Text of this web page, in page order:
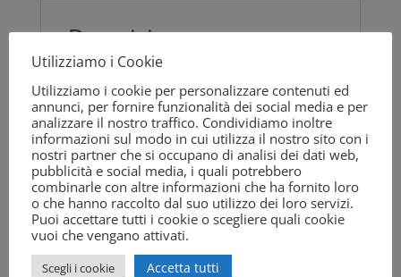
Descrizione
Scatola di vendita;Ideale per utilizzo di tutto
il giorno;Cinturino elastico saldato ad
ultrasuoni;Valvola di esalazione ad alte
prestazioni;Ampio spazio interno;CE-CAT III
Informazioni aggiuntive
Vestibilità Regular
Utilizziamo i Cookie
Utilizziamo i cookie per personalizzare contenuti ed
annunci, per fornire funzionalità dei social media e per
analizzare il nostro traffico. Condividiamo inoltre
informazioni sul modo in cui utilizza il nostro sito con i
nostri partner che si occupano di analisi dei dati web,
pubblicità e social media, i quali potrebbero
combinarle con altre informazioni che ha fornito loro
o che hanno raccolto dal suo utilizzo dei loro servizi.
Puoi accettare tutti i cookie o scegliere quali cookie
vuoi che vengano attivati.
Scegli i cookie Accetta tutti